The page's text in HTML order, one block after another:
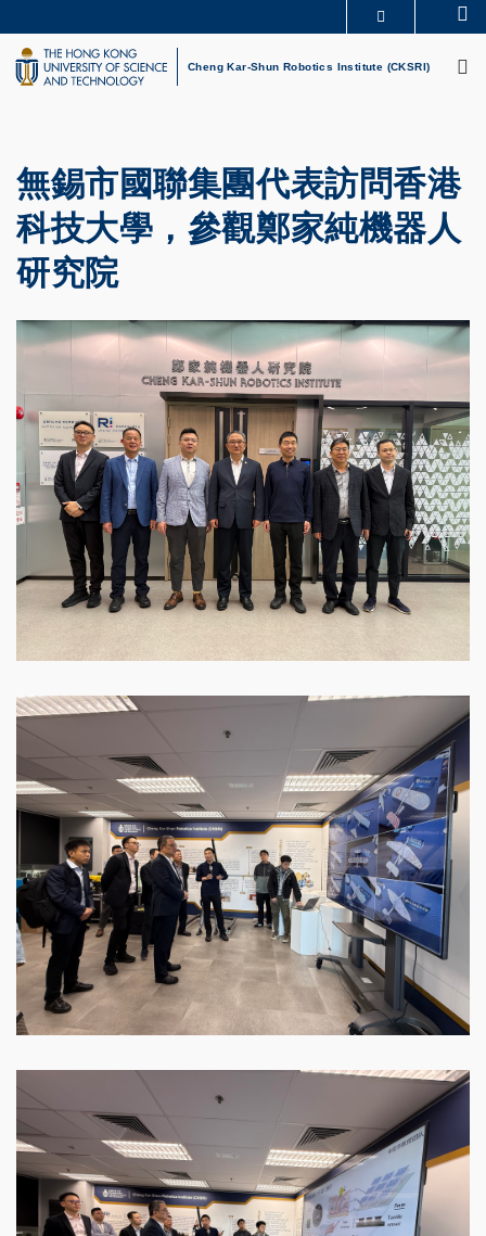
to
main
content
UNIVERSITY NEWS
LIFE@HKUST
LIBRARY
Cheng Kar-Shun Robotics Institute (CKSRI)
無錫市國聯集團代表訪問香港
科技大學，參觀鄭家純機器人
研究院